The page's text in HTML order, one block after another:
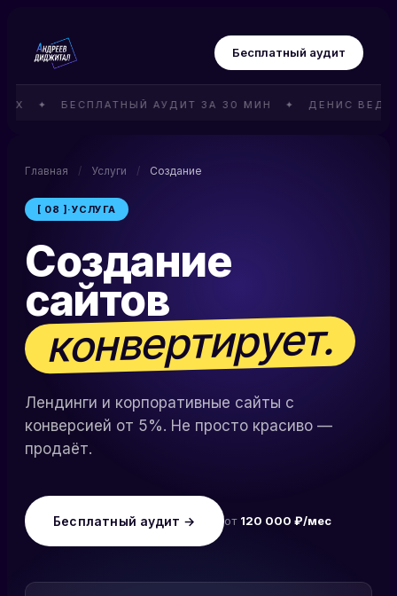
Бесплатный аудит
✦ БЕСПЛАТНЫЙ АУДИТ ЗА 30 МИН ✦ ДЕНИС ВЕДЁТ
Главная / Услуги / Создание
[ 08 ] ·УСЛУГА
Создание
сайтов
конвертирует.
Лендинги и корпоративные сайты с
конверсией от 5%. Не просто красиво —
продаёт.
Бесплатный аудит → от 120 000 ₽/мес